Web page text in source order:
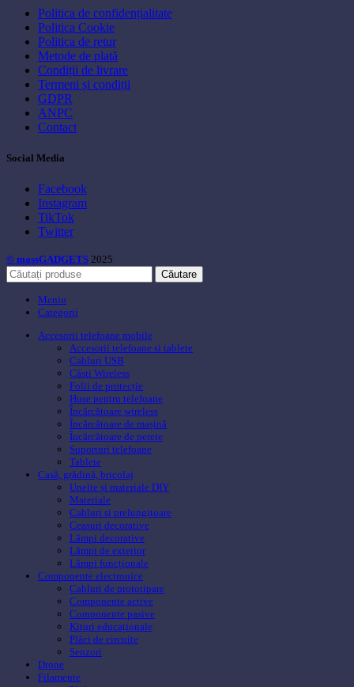
Politica de confidențialitate
Politica Cookie
Politica de retur
Metode de plată
Condiții de livrare
Termeni și condiții
GDPR
ANPC
Contact
Social Media
Facebook
Instagram
TikTok
Twitter
© massGADGETS 2025
Căutare
Meniu
Categorii
Accesorii telefoane mobile
Accesorii telefoane si tablete
Cabluri USB
Căsti Wireless
Folii de protecție
Huse pentru telefoane
Încărcătoare wireless
Încărcătoare de mașină
Încărcătoare de perete
Suporturi telefoane
Tablete
Casă, grădină, bricolaj
Unelte și materiale DIY
Materiale
Cabluri si prelungitoare
Ceasuri decorative
Lămpi decorative
Lămpi de exterior
Lămpi funcționale
Componente electronice
Cabluri de prototipare
Componente active
Componente pasive
Kituri educaționale
Plăci de circuite
Senzori
Drone
Filamente